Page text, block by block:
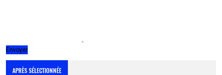
APRÈS SÉLECTIONNÉE